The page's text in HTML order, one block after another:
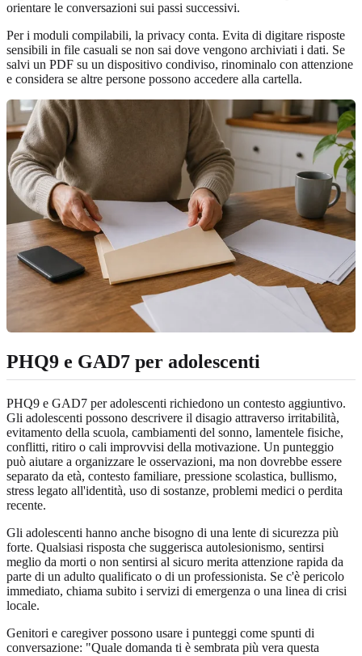
orientare le conversazioni sui passi successivi.
Per i moduli compilabili, la privacy conta. Evita di digitare risposte
sensibili in file casuali se non sai dove vengono archiviati i dati. Se
salvi un PDF su un dispositivo condiviso, rinominalo con attenzione
e considera se altre persone possono accedere alla cartella.
PHQ9 e GAD7 per adolescenti
PHQ9 e GAD7 per adolescenti richiedono un contesto aggiuntivo.
Gli adolescenti possono descrivere il disagio attraverso irritabilità,
evitamento della scuola, cambiamenti del sonno, lamentele fisiche,
conflitti, ritiro o cali improvvisi della motivazione. Un punteggio
può aiutare a organizzare le osservazioni, ma non dovrebbe essere
separato da età, contesto familiare, pressione scolastica, bullismo,
stress legato all'identità, uso di sostanze, problemi medici o perdita
recente.
Gli adolescenti hanno anche bisogno di una lente di sicurezza più
forte. Qualsiasi risposta che suggerisca autolesionismo, sentirsi
meglio da morti o non sentirsi al sicuro merita attenzione rapida da
parte di un adulto qualificato o di un professionista. Se c'è pericolo
immediato, chiama subito i servizi di emergenza o una linea di crisi
locale.
Genitori e caregiver possono usare i punteggi come spunti di
conversazione: "Quale domanda ti è sembrata più vera questa